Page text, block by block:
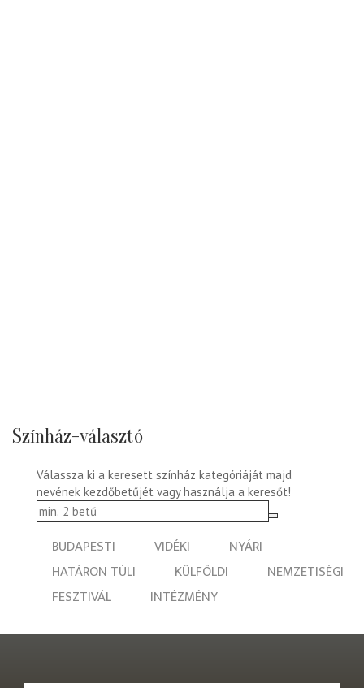
Színház-választó
Válassza ki a keresett színház kategóriáját majd
nevének kezdőbetűjét vagy használja a keresőt!
BUDAPESTI VIDÉKI
NYÁRI
HATÁRON TÚLI
KÜLFÖLDI
NEMZETISÉGI
FESZTIVÁL
INTÉZMÉNY